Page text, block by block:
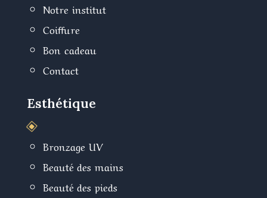
Notre institut
Coiffure
Bon cadeau
Contact
Esthétique
W
Bronzage UV
Beauté des mains
Beauté des pieds